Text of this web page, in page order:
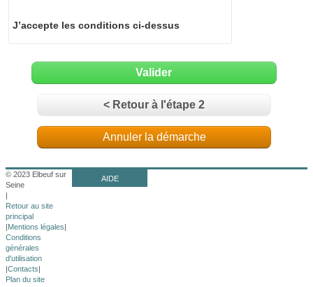
J’accepte les conditions ci-dessus
Valider
< Retour à l'étape 2
Annuler la démarche
© 2023 Elbeuf sur
Seine
|
Retour au site
principal
|Mentions légales|
Conditions
générales
d'utilisation
|Contacts|
Plan du site
AIDE